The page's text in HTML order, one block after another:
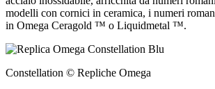
modelli con cornici in ceramica, i numeri
in Omega Ceragold ™ o Liquidmetal ™.
Constellation © Repliche Omega